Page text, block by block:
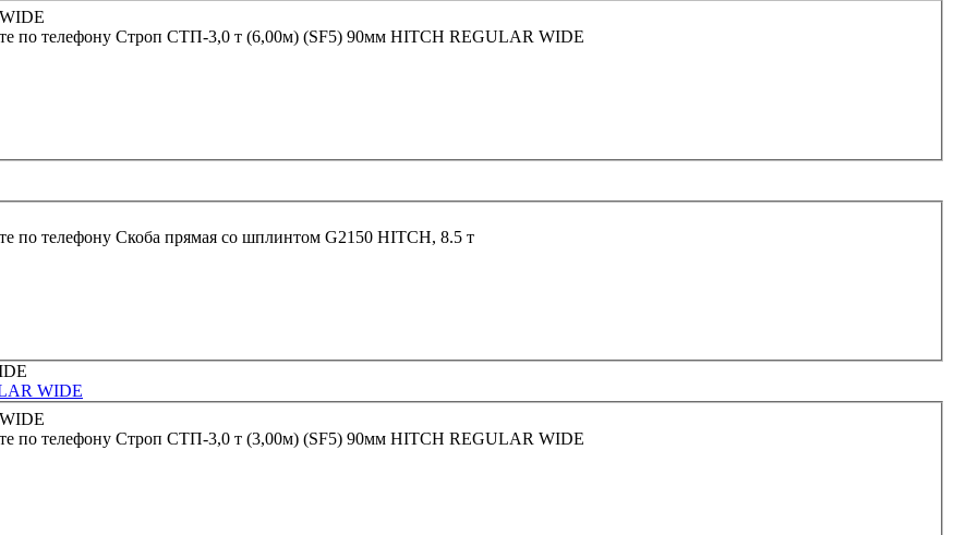
по телефону Строп СТП-3,0 т (6,00м) (SF5) 90мм HITCH REGULAR WIDE
по телефону Скоба прямая со шплинтом G2150 HITCH, 8.5 т
WIDE
по телефону Строп СТП-3,0 т (3,00м) (SF5) 90мм HITCH REGULAR WIDE